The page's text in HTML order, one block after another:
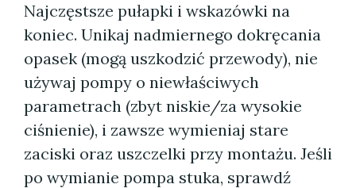
Najczęstsze pułapki i wskazówki na
koniec. Unikaj nadmiernego dokręcania
opasek (mogą uszkodzić przewody), nie
używaj pompy o niewłaściwych
parametrach (zbyt niskie/za wysokie
ciśnienie), i zawsze wymieniaj stare
zaciski oraz uszczelki przy montażu. Jeśli
po wymianie pompa stuka, sprawdź